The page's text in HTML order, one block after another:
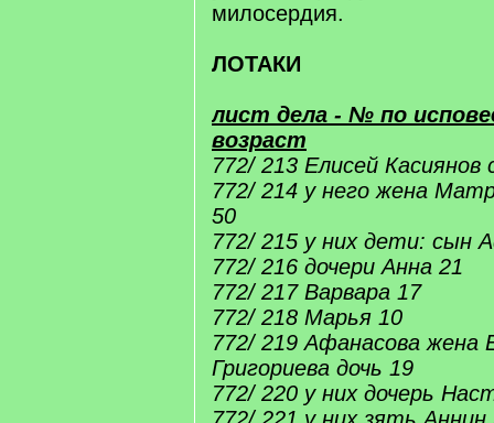
милосердия.
ЛОТАКИ
лист дела - № по
возраст
772/ 213 Елисей
772/ 214 у него жена
50
772/ 215 у них дети: сын
772/ 216 дочери Анна 21
772/ 217 Варвара 17
772/ 218 Марья 10
772/ 219 Афанасова жена
Григориева дочь 19
772/ 220 у них дочерь